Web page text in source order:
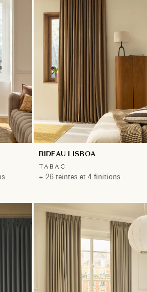
RIDEAU LISBOA
TABAC
+ 26 teintes et 4 finitions